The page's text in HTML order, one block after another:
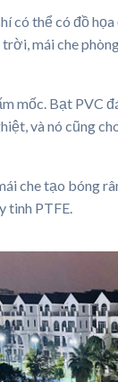
có thể có đồ
mái che
mốc. Bạt PVC
và nó cũng
che tạo bóng
tinh PTFE.